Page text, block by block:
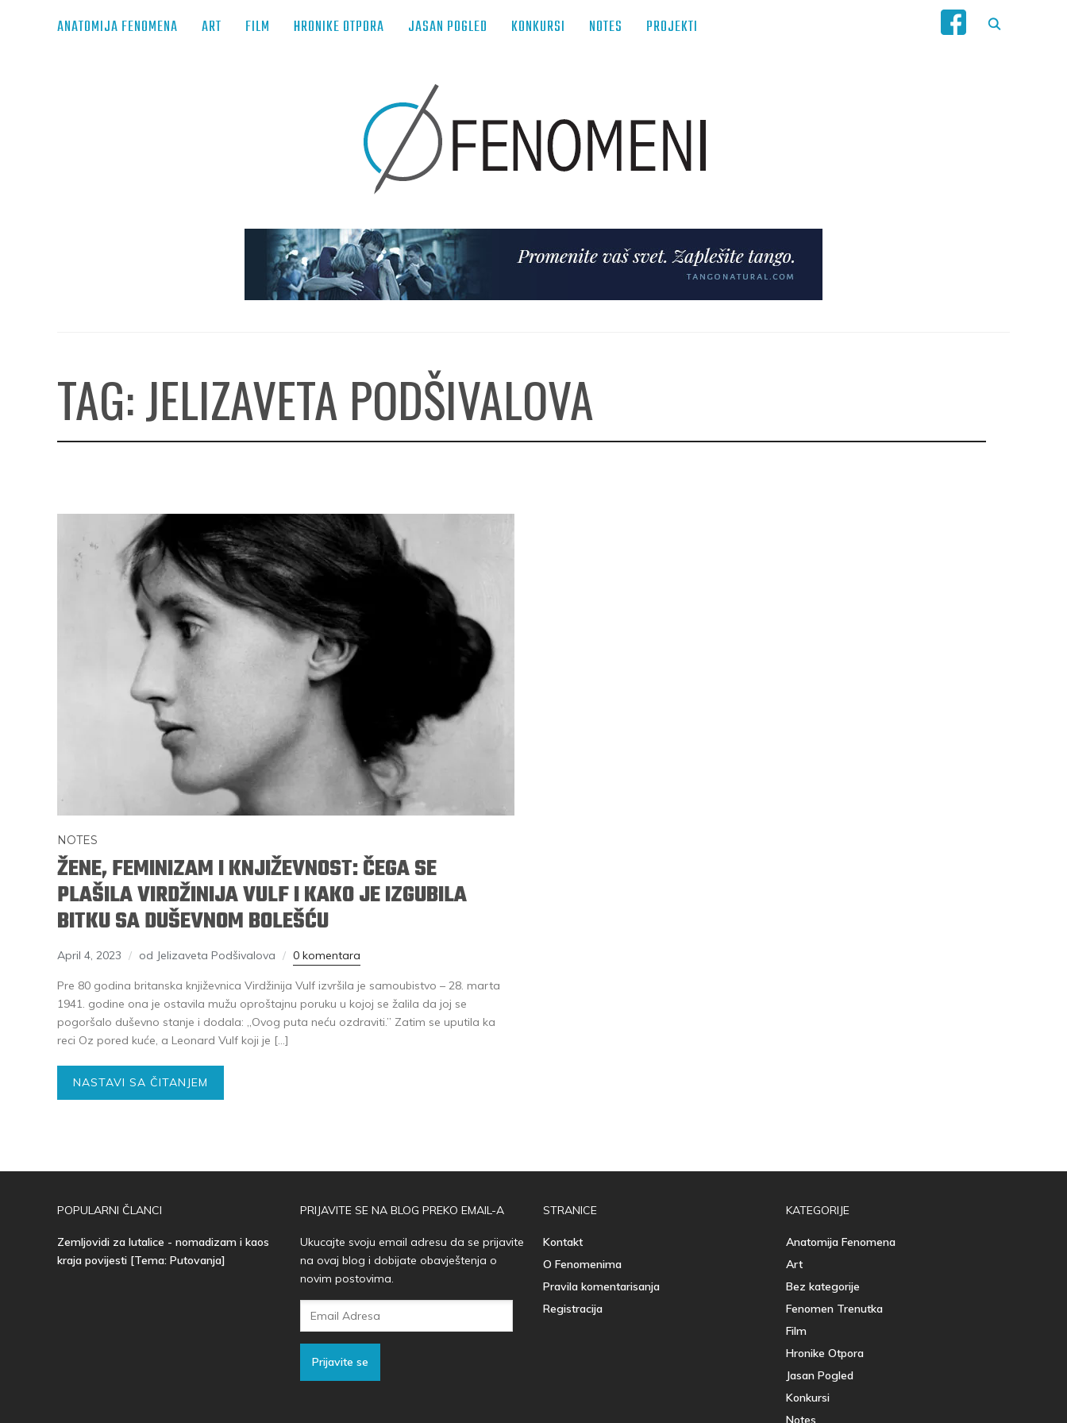
ANATOMIJA FENOMENA ART FILM HRONIKE OTPORA JASAN POGLED KONKURSI NOTES PROJEKTI
TAG:JELIZAVETA PODŠIVALOVA
NOTES
ŽENE, FEMINIZAM I KNJIŽEVNOST: ČEGA SE
PLAŠILA VIRDŽINIJA VULF I KAKO JE IZGUBILA
BITKU SA DUŠEVNOM BOLEŠĆU
April 4, 2023 od Jelizaveta Podšivalova 0 komentara
Pre 80 godina britanska književnica Virdžinija Vulf izvršila je samoubistvo – 28. marta
1941. godine ona je ostavila mužu oproštajnu poruku u kojoj se žalila da joj se
pogoršalo duševno stanje i dodala: „Ovog puta neću ozdraviti.” Zatim se uputila ka
reci Oz pored kuće, a Leonard Vulf koji je […]
NASTAVI SA ČITANJEM
POPULARNI ČLANCI
Zemljovidi za lutalice - nomadizam i kaos
kraja povijesti [Tema: Putovanja]
PRIJAVITE SE NA BLOG PREKO EMAIL-A
Ukucajte svoju email adresu da se prijavite
na ovaj blog i dobijate obavještenja o
novim postovima.
Prijavite se
STRANICE
Kontakt
O Fenomenima
Pravila komentarisanja
Registracija
KATEGORIJE
Anatomija Fenomena
Art
Bez kategorije
Fenomen Trenutka
Film
Hronike Otpora
Jasan Pogled
Konkursi
Notes